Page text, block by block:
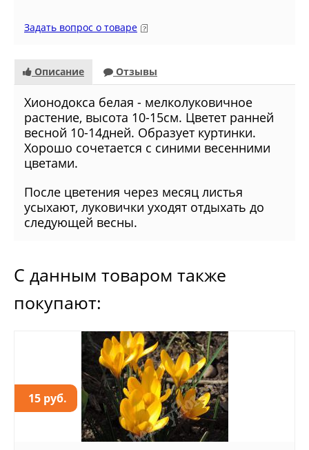
Задать вопрос о товаре
Описание Отзывы
Хионодокса белая - мелколуковичное
растение, высота 10-15см. Цветет ранней
весной 10-14дней. Образует куртинки.
Хорошо сочетается с синими весенними
цветами.
После цветения через месяц листья
усыхают, луковички уходят отдыхать до
следующей весны.
С данным товаром также
покупают:
15 руб.